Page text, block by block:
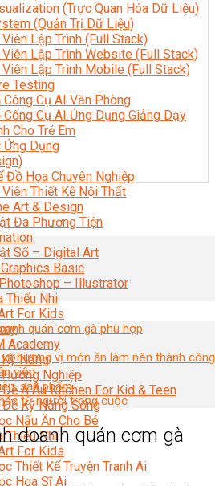
(Trực Quan Hóa Dữ Liệu)
(Quản Trị Dữ Liệu)
Viên Lập Trình (Full Stack)
Viên Lập Trình Website (Full Stack)
Viên Lập Trình Mobile (Full Stack)
Testing
Công Cụ AI Văn Phòng
Công Cụ AI Ứng Dụng Giảng Dạy
Cho Trẻ Em
Ứng Dụng
Đồ Họa Chuyên Nghiệp
Viên Thiết Kế Nội Thất
Art & Design
Đa Phương Tiện
Số – Digital Art
Basic
– Illustrator
Thiếu Nhi
For Kids
Academy
Năng
Nghiệp
Đề Á Âu Kitchen For Kid & Teen
Đề Kỹ Năng Sống
Nấu Ăn Cho Bé
Thiếu Nhi
For Kids
Thiết Kế Truyện Tranh Ai
Họa Sĩ Ai
quán cơm gà phù hợp
hương vị món ăn làm nên thành công
viên
sản phẩm
từ người trong cuộc
doanh quán cơm gà